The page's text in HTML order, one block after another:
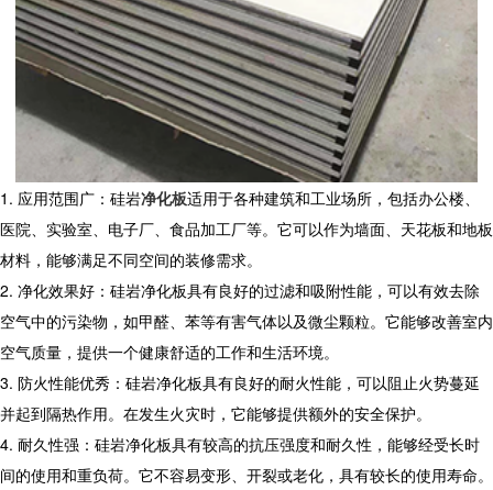
1. 应用范围广：硅岩净化板适用于各种建筑和工业场所，包括办公楼、
医院、实验室、电子厂、食品加工厂等。它可以作为墙面、天花板和地板
材料，能够满足不同空间的装修需求。
2. 净化效果好：硅岩净化板具有良好的过滤和吸附性能，可以有效去除
空气中的污染物，如甲醛、苯等有害气体以及微尘颗粒。它能够改善室内
空气质量，提供一个健康舒适的工作和生活环境。
3. 防火性能优秀：硅岩净化板具有良好的耐火性能，可以阻止火势蔓延
并起到隔热作用。在发生火灾时，它能够提供额外的安全保护。
4. 耐久性强：硅岩净化板具有较高的抗压强度和耐久性，能够经受长时
间的使用和重负荷。它不容易变形、开裂或老化，具有较长的使用寿命。